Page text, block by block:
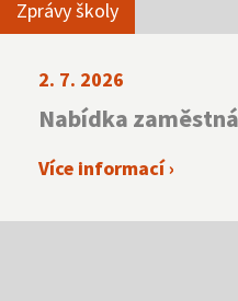
Zprávy školy
2. 7. 2026
Nabídka
Více informací ›